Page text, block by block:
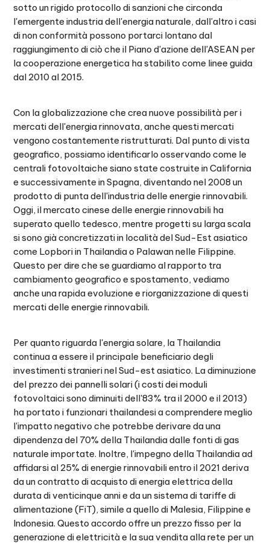
sotto un rigido protocollo di sanzioni che circonda
l'emergente industria dell'energia naturale, dall'altro i casi
di non conformità possono portarci lontano dal
raggiungimento di ciò che il Piano d'azione dell'ASEAN per
la cooperazione energetica ha stabilito come linee guida
dal 2010 al 2015.
Con la globalizzazione che crea nuove possibilità per i
mercati dell'energia rinnovata, anche questi mercati
vengono costantemente ristrutturati. Dal punto di vista
geografico, possiamo identificarlo osservando come le
centrali fotovoltaiche siano state costruite in California
e successivamente in Spagna, diventando nel 2008 un
prodotto di punta dell'industria delle energie rinnovabili.
Oggi, il mercato cinese delle energie rinnovabili ha
superato quello tedesco, mentre progetti su larga scala
si sono già concretizzati in località del Sud-Est asiatico
come Lopbori in Thailandia o Palawan nelle Filippine.
Questo per dire che se guardiamo al rapporto tra
cambiamento geografico e spostamento, vediamo
anche una rapida evoluzione e riorganizzazione di questi
mercati delle energie rinnovabili.
Per quanto riguarda l'energia solare, la Thailandia
continua a essere il principale beneficiario degli
investimenti stranieri nel Sud-est asiatico. La diminuzione
del prezzo dei pannelli solari (i costi dei moduli
fotovoltaici sono diminuiti dell'83% tra il 2000 e il 2013)
ha portato i funzionari thailandesi a comprendere meglio
l'impatto negativo che potrebbe derivare da una
dipendenza del 70% della Thailandia dalle fonti di gas
naturale importate. Inoltre, l'impegno della Thailandia ad
affidarsi al 25% di energie rinnovabili entro il 2021 deriva
da un contratto di acquisto di energia elettrica della
durata di venticinque anni e da un sistema di tariffe di
alimentazione (FiT), simile a quello di Malesia, Filippine e
Indonesia. Questo accordo offre un prezzo fisso per la
generazione di elettricità e la sua vendita alla rete per un